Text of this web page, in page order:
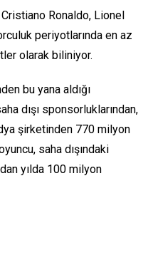
Ronaldo, Lionel
periyotlarında en az
olarak biliniyor.
bu yana aldığı
dışı sponsorluklarından,
şirketinden 770 milyon
saha dışındaki
yılda 100 milyon